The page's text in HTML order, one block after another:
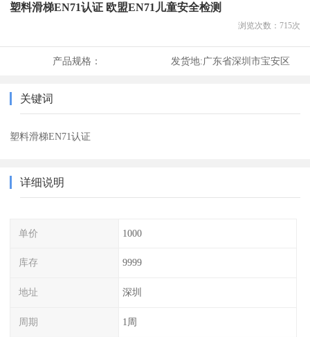
塑料滑梯EN71认证 欧盟EN71儿童安全检测
浏览次数： 715次
产品规格： 发货地:广东省深圳市宝安区
关键词
塑料滑梯EN71认证
详细说明
单价 1000
库存 9999
地址 深圳
周期 1周